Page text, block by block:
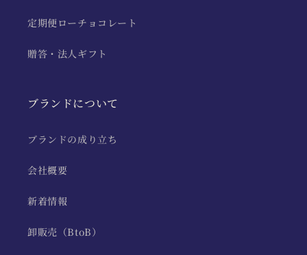
定期便ローチョコレート
贈答・法人ギフト
ブランドについて
ブランドの成り立ち
会社概要
新着情報
卸販売（BtoB）